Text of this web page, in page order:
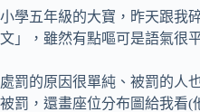
小學五年級的大寶，昨天跟我
文」，雖然有點嘔可是語氣很
處罰的原因很單純、被罰的人
被罰，還畫座位分布圖給我看(